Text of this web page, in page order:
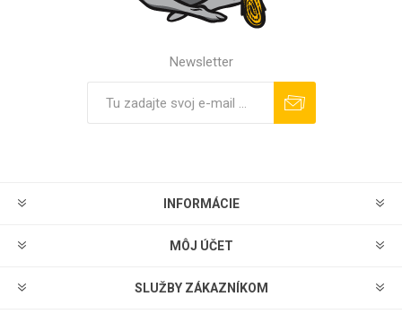
Newsletter
INFORMÁCIE
MÔJ ÚČET
SLUŽBY ZÁKAZNÍKOM